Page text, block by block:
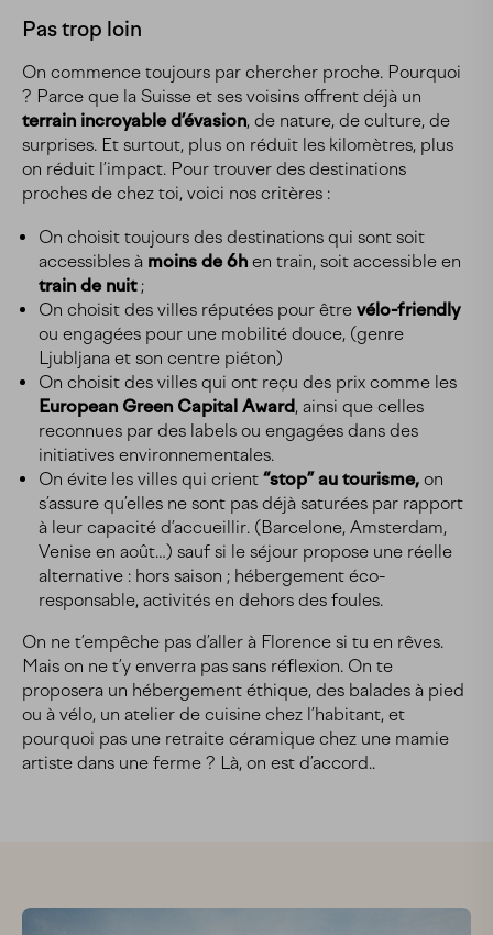
Pas trop loin
On commence toujours par chercher proche. Pourquoi
? Parce que la Suisse et ses voisins offrent déjà un
terrain incroyable d’évasion, de nature, de culture, de
surprises. Et surtout, plus on réduit les kilomètres, plus
on réduit l’impact. Pour trouver des destinations
proches de chez toi, voici nos critères :
On choisit toujours des destinations qui sont soit
accessibles à moins de 6h en train, soit accessible en
train de nuit;
On choisit des villes réputées pour être vélo-friendly
ou engagées pour une mobilité douce, (genre
Ljubljana et son centre piéton)
On choisit des villes qui ont reçu des prix comme les
European Green Capital Award, ainsi que celles
reconnues par des labels ou engagées dans des
initiatives environnementales.
On évite les villes qui crient “stop” au tourisme, on
s’assure qu’elles ne sont pas déjà saturées par rapport
à leur capacité d’accueillir. (Barcelone, Amsterdam,
Venise en août…) sauf si le séjour propose une réelle
alternative : hors saison ; hébergement éco-
responsable, activités en dehors des foules.
On ne t’empêche pas d’aller à Florence si tu en rêves.
Mais on ne t’y enverra pas sans réflexion. On te
proposera un hébergement éthique, des balades à pied
ou à vélo, un atelier de cuisine chez l’habitant, et
pourquoi pas une retraite céramique chez une mamie
artiste dans une ferme ? Là, on est d’accord..